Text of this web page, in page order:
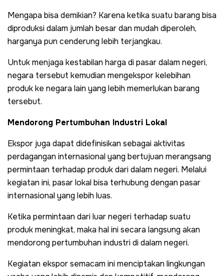
Mengapa bisa demikian? Karena ketika suatu barang bisa
diproduksi dalam jumlah besar dan mudah diperoleh,
harganya pun cenderung lebih terjangkau.
Untuk menjaga kestabilan harga di pasar dalam negeri,
negara tersebut kemudian mengekspor kelebihan
produk ke negara lain yang lebih memerlukan barang
tersebut.
Mendorong Pertumbuhan Industri Lokal
Ekspor juga dapat didefinisikan sebagai aktivitas
perdagangan internasional yang bertujuan merangsang
permintaan terhadap produk dari dalam negeri. Melalui
kegiatan ini, pasar lokal bisa terhubung dengan pasar
internasional yang lebih luas.
Ketika permintaan dari luar negeri terhadap suatu
produk meningkat, maka hal ini secara langsung akan
mendorong pertumbuhan industri di dalam negeri.
Kegiatan ekspor semacam ini menciptakan lingkungan